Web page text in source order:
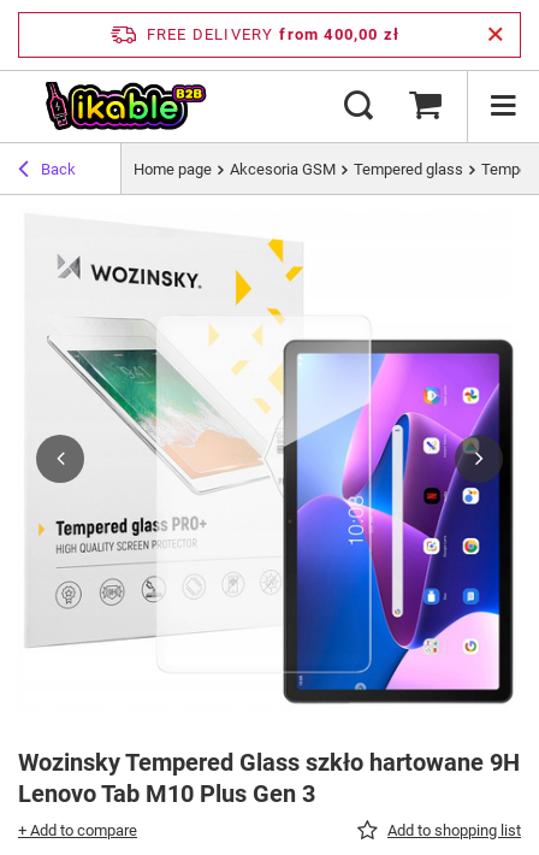
FREE DELIVERY from 400,00 zł
Back Home page Akcesoria GSM Tempered glass
Wozinsky Tempered Glass szkło hartowane 9H
Lenovo Tab M10 Plus Gen 3
+ Add to compare Add to shopping list